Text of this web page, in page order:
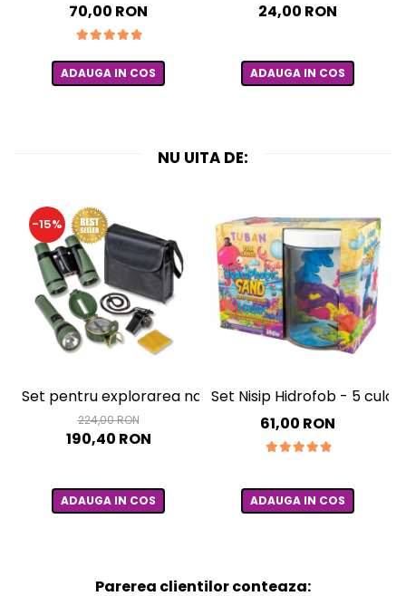
70,00 RON
ADAUGA IN COS
24,00 RON
ADAUGA IN COS
NU UITA DE:
-15%
Set pentru explorarea naturii, Outdoor Adventure
224,00 RON
190,40 RON
ADAUGA IN COS
Set Nisip Hidrofob - 5
61,00 RON
ADAUGA IN COS
Parerea clientilor conteaza: